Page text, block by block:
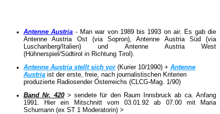
Antenne Austria - Man war von 1989 bis 1993 on air. Es gab die
Antenne Austria Ost (via Sopron), Antenne Austria Süd (via
Luschariberg/Italien) und Antenne Austria West
(Hühnerspiel/Südtirol in Richtung Tirol).
Antenne Austria stellt sich vor(Kurier 10/1990) + Antenne
Austria ist der erste, freie, nach journalistischen Kriterien
produzierte Radiosender Österreichs (CLCG-Mag. 1/90)
Band Nr. 420> sendete für den Raum Innsbruck ab ca. Anfang
1991. Hier ein Mitschnitt vom 03.01.92 ab 07.00 mit Maria
Schumann (ex ST 1 Moderatorin) >